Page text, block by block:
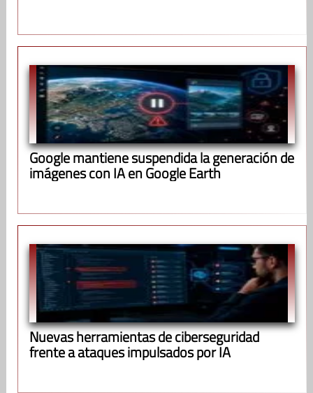
Google mantiene suspendida la generación de
imágenes con IA en Google Earth
Nuevas herramientas de ciberseguridad
frente a ataques impulsados por IA